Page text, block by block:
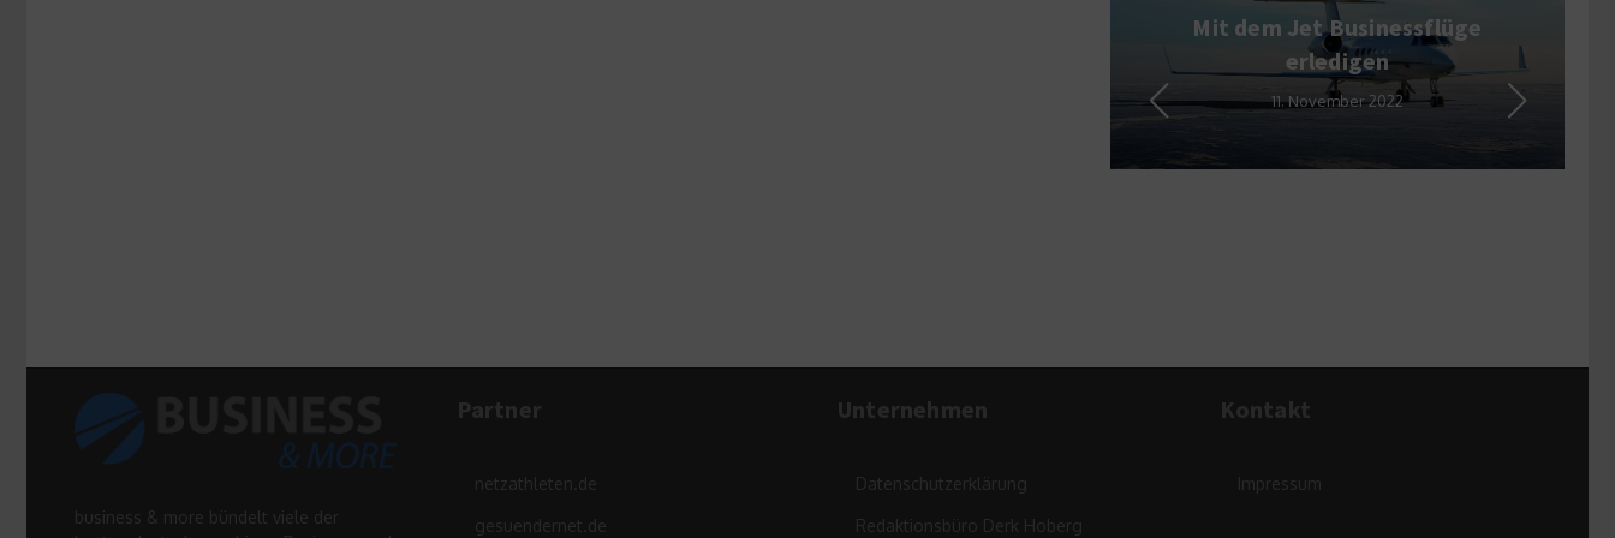
Mit dem Jet Businessflüge
erledigen
11. November 2022
business & more bündelt viele der
Partner
netzathleten.de
gesuendernet.de
Unternehmen
Datenschutzerklärung
Redaktionsbüro Derk Hoberg
Kontakt
Impressum